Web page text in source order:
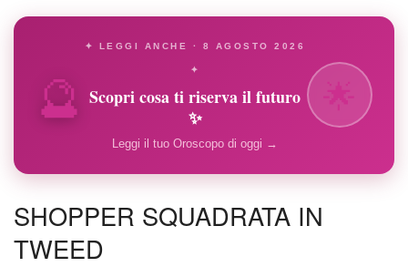
🔮
✦ LEGGI ANCHE · 8 AGOSTO 2026
✦
Scopri cosa ti riserva il futuro
✨
Leggi il tuo Oroscopo di oggi →
SHOPPER SQUADRATA IN
TWEED